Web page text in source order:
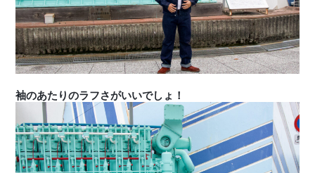
袖のあたりのラフさがいいでしょ！